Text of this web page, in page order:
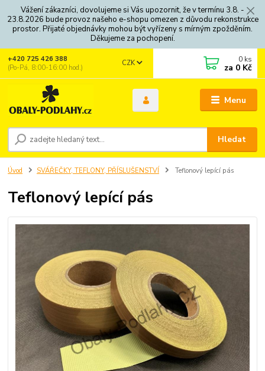
Vážení zákazníci, dovolujeme si Vás upozornit, že v termínu 3.8. -
23.8.2026 bude provoz našeho e-shopu omezen z důvodu rekonstrukce
prostor. Přijaté objednávky mohou být vyřízeny s mírným zpožděním.
Děkujeme za pochopení.
Menu
CZK
Hledat
+420 725 426 388
(Po-Pá, 8:00-16:00 hod.)
0 ks
za 0 Kč
Úvod SVÁŘEČKY, TEFLONY, PŘÍSLUŠENSTVÍ Teflonový lepící pás
Teflonový lepící pás